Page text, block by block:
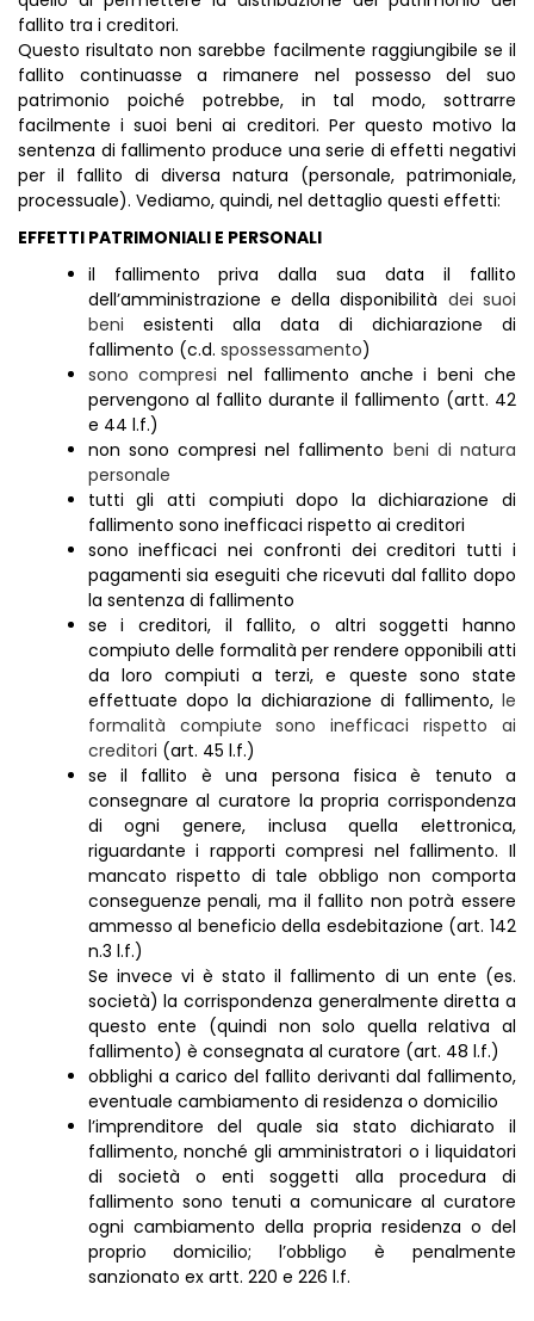
fallito tra i creditori.
Questo risultato non sarebbe facilmente raggiungibile se il
fallito continuasse a rimanere nel possesso del suo
patrimonio poiché potrebbe, in tal modo, sottrarre
facilmente i suoi beni ai creditori. Per questo motivo la
sentenza di fallimento produce una serie di effetti negativi
per il fallito di diversa natura (personale, patrimoniale,
processuale). Vediamo, quindi, nel dettaglio questi effetti:
EFFETTI PATRIMONIALI E PERSONALI
il fallimento priva dalla sua data il fallito
dell’amministrazione e della disponibilità dei suoi
beni esistenti alla data di dichiarazione di
fallimento (c.d. spossessamento)
sono compresi nel fallimento anche i beni che
pervengono al fallito durante il fallimento (artt. 42
e 44 l.f.)
non sono compresi nel fallimento beni di natura
personale
tutti gli atti compiuti dopo la dichiarazione di
fallimento sono inefficaci rispetto ai creditori
sono inefficaci nei confronti dei creditori tutti i
pagamenti sia eseguiti che ricevuti dal fallito dopo
la sentenza di fallimento
se i creditori, il fallito, o altri soggetti hanno
compiuto delle formalità per rendere opponibili atti
da loro compiuti a terzi, e queste sono state
effettuate dopo la dichiarazione di fallimento, le
formalità compiute sono inefficaci rispetto ai
creditori (art. 45 l.f.)
se il fallito è una persona fisica è tenuto a
consegnare al curatore la propria corrispondenza
di ogni genere, inclusa quella elettronica,
riguardante i rapporti compresi nel fallimento. Il
mancato rispetto di tale obbligo non comporta
conseguenze penali, ma il fallito non potrà essere
ammesso al beneficio della esdebitazione (art. 142
n.3 l.f.)
Se invece vi è stato il fallimento di un ente (es.
società) la corrispondenza generalmente diretta a
questo ente (quindi non solo quella relativa al
fallimento) è consegnata al curatore (art. 48 l.f.)
obblighi a carico del fallito derivanti dal fallimento,
eventuale cambiamento di residenza o domicilio
l’imprenditore del quale sia stato dichiarato il
fallimento, nonché gli amministratori o i liquidatori
di società o enti soggetti alla procedura di
fallimento sono tenuti a comunicare al curatore
ogni cambiamento della propria residenza o del
proprio domicilio; l’obbligo è penalmente
sanzionato ex artt. 220 e 226 l.f.